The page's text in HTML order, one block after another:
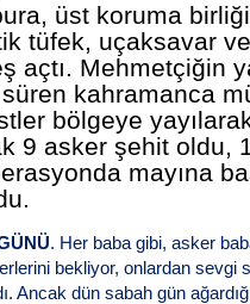
üst koruma
tüfek, uçaksavar
açtı. Mehmetçiğin
kahramanca
bölgeye
9 asker şehit oldu,
mayına
. Her baba gibi, asker
bekliyor, onlardan sevgi
Ancak dün sabah gün